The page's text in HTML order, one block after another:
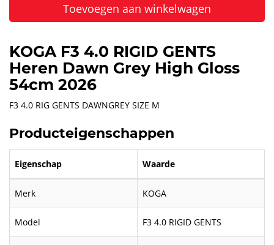
Toevoegen aan winkelwagen
KOGA F3 4.0 RIGID GENTS
Heren Dawn Grey High Gloss
54cm 2026
F3 4.0 RIG GENTS DAWNGREY SIZE M
Producteigenschappen
Eigenschap Waarde
Merk KOGA
Model F3 4.0 RIGID GENTS